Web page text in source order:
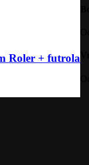
Roler + futrola